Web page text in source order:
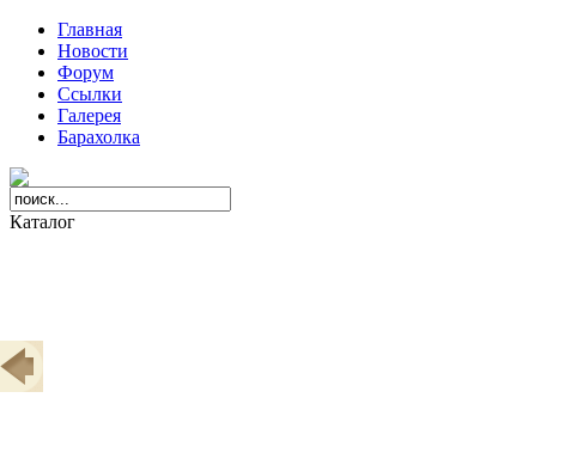
Главная
Новости
Форум
Ссылки
Галерея
Барахолка
Каталог